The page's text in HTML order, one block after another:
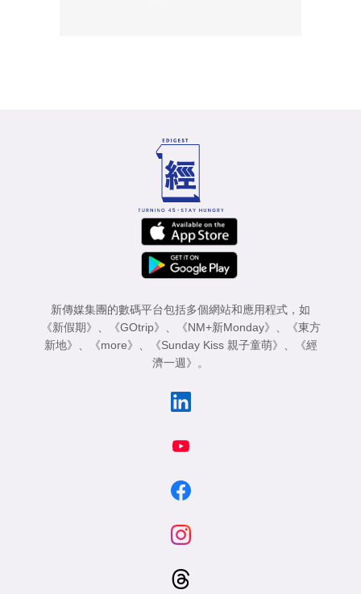
新傳媒集團的數碼平台包括多個網站和應用程式，如
《新假期》
《GOtrip》 《NM+新Monday》
《東方
新地》
《more》 《Sunday Kiss 親子童萌》
《經
濟一週》
。